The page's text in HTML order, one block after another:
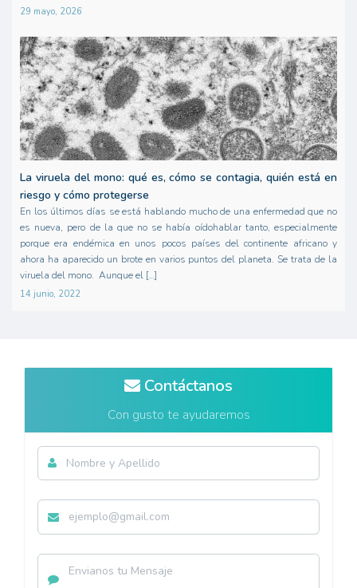
29 mayo, 2026
La viruela del mono: qué es, cómo se contagia, quién está en
riesgo y cómo protegerse
En los últimos días se está hablando mucho de una enfermedad que no
es nueva, pero de la que no se había oídohablar tanto, especialmente
porque era endémica en unos pocos países del continente africano y
ahora ha aparecido un brote en varios puntos del planeta. Se trata de la
viruela del mono. Aunque el […]
14 junio, 2022
Contáctanos
Con gusto te ayudaremos